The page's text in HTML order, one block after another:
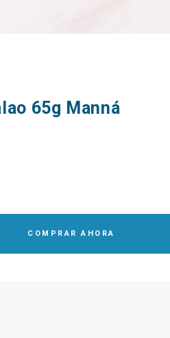
65g Manná
COMPRAR AHORA